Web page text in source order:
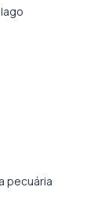
pecuária